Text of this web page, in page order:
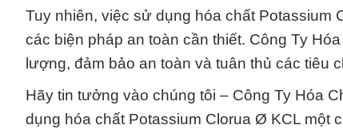
Tuy nhiên, việc sử dụng hóa chất Potassium
các biện pháp an toàn cần thiết. Công Ty
lượng, đảm bảo an toàn và tuân thủ các
Hãy tin tưởng vào chúng tôi – Công Ty Hóa
dụng hóa chất Potassium Clorua Ø KCL một